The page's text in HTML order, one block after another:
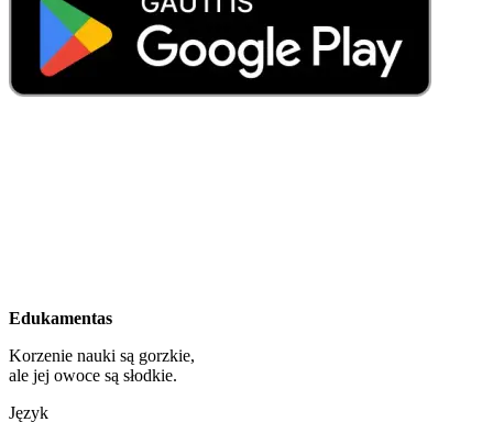
Edukamentas
Korzenie nauki są gorzkie,
ale jej owoce są słodkie.
Język